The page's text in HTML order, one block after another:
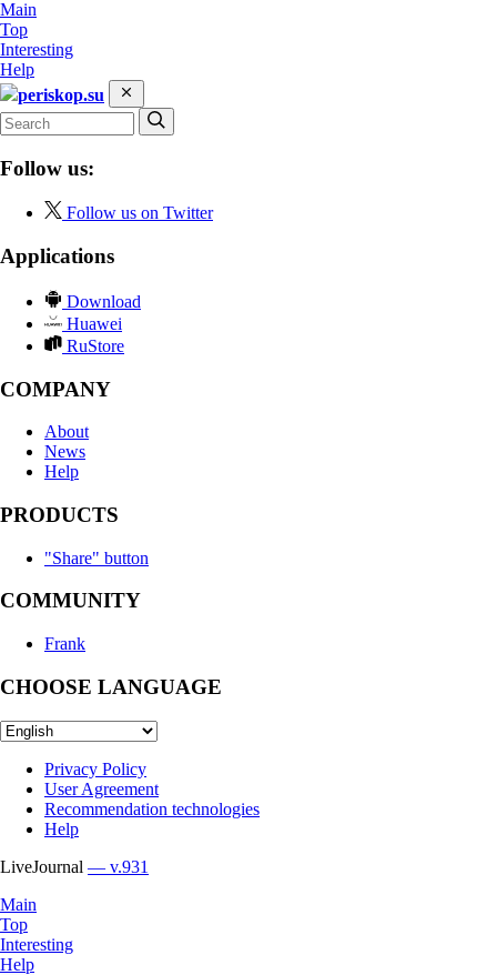
Main
Top
Interesting
Help
periskop.su
Follow us:
Follow us on Twitter
Applications
Download
Huawei
RuStore
COMPANY
About
News
Help
PRODUCTS
"Share" button
COMMUNITY
Frank
CHOOSE LANGUAGE
Privacy Policy
User Agreement
Recommendation technologies
Help
LiveJournal — v.931
Main
Top
Interesting
Help